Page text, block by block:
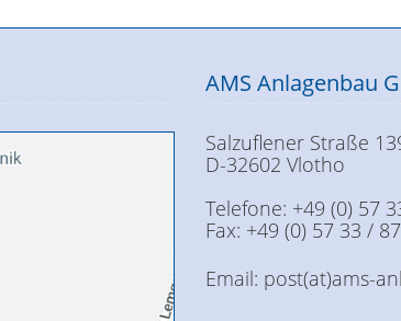
AMS Anlagenbau
Salzuflener Straße
D-32602 Vlotho
Telefone: +49 (0) 57
Fax: +49 (0) 57 33 /
Email: post(at)ams-